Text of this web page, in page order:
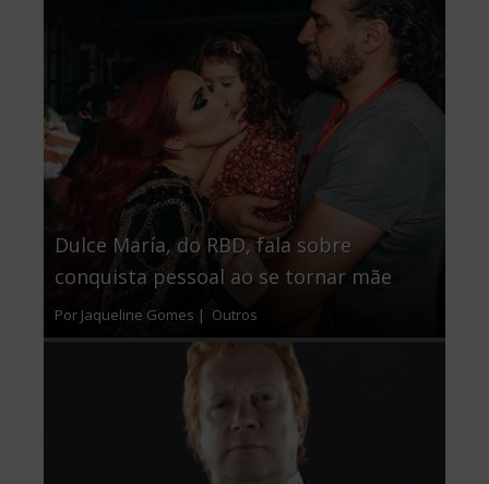
Dulce María, do RBD, fala sobre
conquista pessoal ao se tornar mãe
Por Jaqueline Gomes | Outros